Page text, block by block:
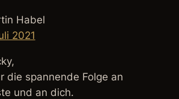
Habel
2021
die spannende Folge an
und an dich.